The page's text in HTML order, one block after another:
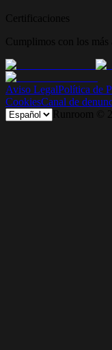
Certificaciones
Cumplimos con los más
Aviso LegalPolítica de
CookiesCanal de
Runroom ©